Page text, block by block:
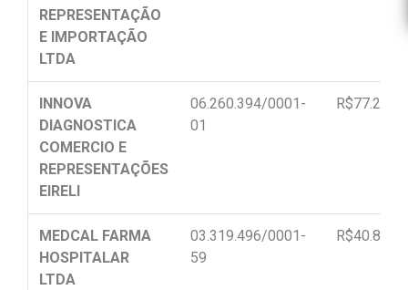
REPRESENTAÇÃO
E IMPORTAÇÃO
LTDA
INNOVA
DIAGNOSTICA
COMERCIO E
REPRESENTAÇÕES
EIRELI
06.260.394/0001-
01
MEDCAL FARMA
HOSPITALAR
LTDA
03.319.496/0001-
59